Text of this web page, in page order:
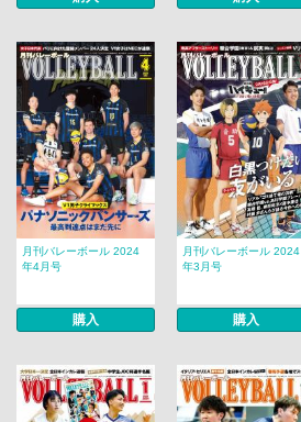
月刊バレーボール 2024
年4月号
購入
月刊バレーボール 2024
年3月号
購入